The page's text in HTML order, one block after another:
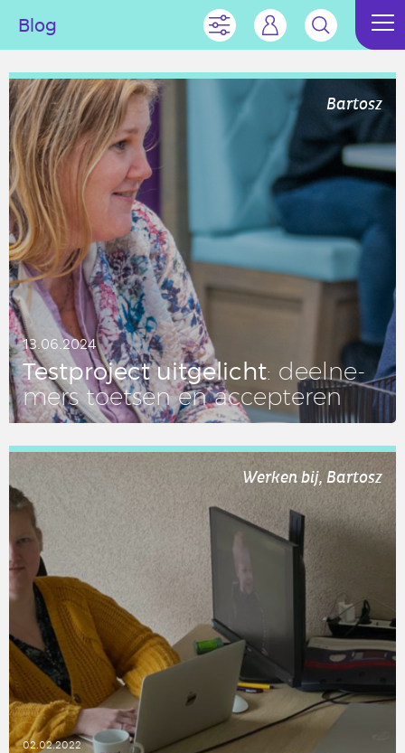
Blog
Bartosz
13.06.2024
Test­pro­ject uit­ge­licht: deel­ne­
mers toetsen en ac­cep­te­ren
LEES DIT ARTIKEL
Werken bij, Bartosz
02.02.2022